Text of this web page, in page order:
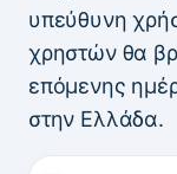
υπεύθυνη
χρηστών θα
επόμενης
στην Ελλάδα.